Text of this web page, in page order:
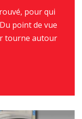
pour qui
point de vue
tourne autour